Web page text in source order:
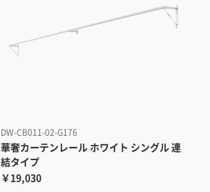
DW-CB011-02-G176
華奢カーテンレール ホワイト シングル 連
結タイプ
￥19,030